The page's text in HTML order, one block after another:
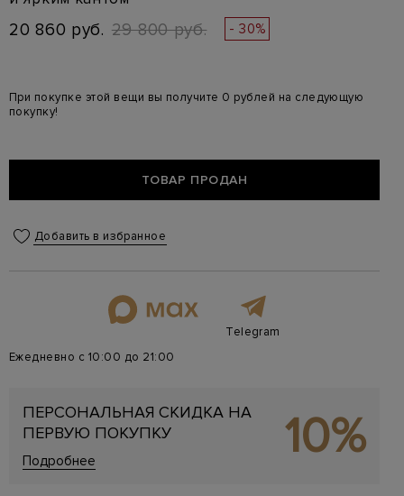
20 860 руб. 29 800 руб. - 30%
При покупке этой вещи вы получите 0 рублей на следующую
покупку!
ТОВАР ПРОДАН
Добавить в избранное
Telegram
Ежедневно с 10:00 до 21:00
ПЕРСОНАЛЬНАЯ СКИДКА НА
ПЕРВУЮ ПОКУПКУ
Подробнее 10%